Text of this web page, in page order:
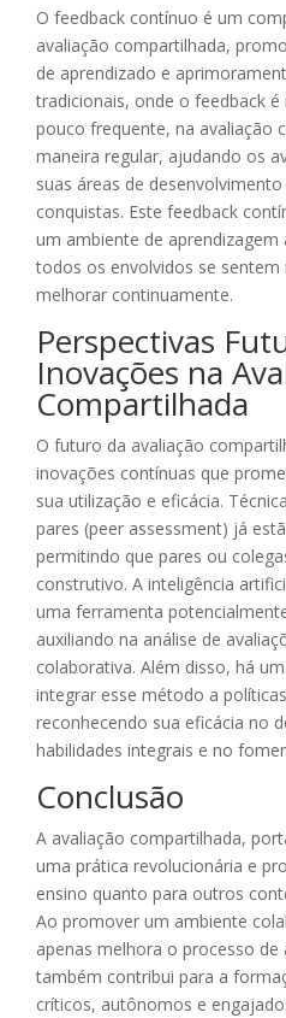
O feedback contínuo é um
avaliação compartilhada,
de aprendizado e
tradicionais, onde o feedback
pouco frequente, na avaliação
maneira regular, ajudando os
suas áreas de
conquistas. Este feedback
um ambiente de
todos os envolvidos se
melhorar continuamente.
Perspectivas
Inovações na
Compartilhada
O futuro da avaliação
inovações contínuas que
sua utilização e eficácia.
pares (peer assessment) já
permitindo que pares ou
construtivo. A inteligência
uma ferramenta
auxiliando na análise de
colaborativa. Além disso, há
integrar esse método a
reconhecendo sua eficácia no
habilidades integrais e no
Conclusão
A avaliação compartilhada,
uma prática revolucionária e
ensino quanto para outros
Ao promover um ambiente
apenas melhora o processo de
também contribui para a
críticos, autônomos e